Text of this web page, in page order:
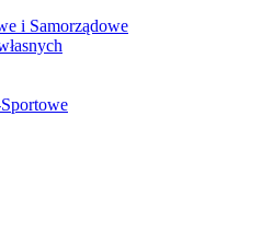
i Samorządowe